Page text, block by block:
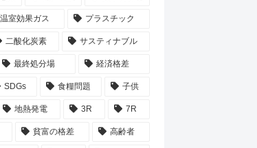
温室効果ガス プラスチック
二酸化炭素 サスティナブル
最終処分場 経済格差
SDGs 食糧問題 子供
地熱発電 3R 7R
貧富の格差 高齢者